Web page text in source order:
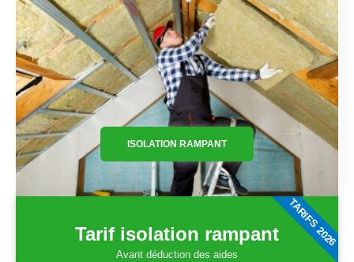
ISOLATION RAMPANT
Tarif isolation rampant
Avant déduction des aides
TARIFS 2026